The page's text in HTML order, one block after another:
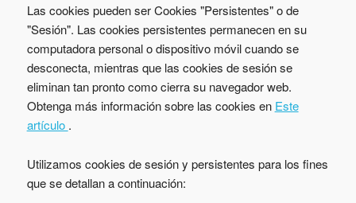
Las cookies pueden ser Cookies "Persistentes" o de
"Sesión". Las cookies persistentes permanecen en su
computadora personal o dispositivo móvil cuando se
desconecta, mientras que las cookies de sesión se
eliminan tan pronto como cierra su navegador web.
Obtenga más información sobre las cookies en Este
artículo .
Utilizamos cookies de sesión y persistentes para los fines
que se detallan a continuación: